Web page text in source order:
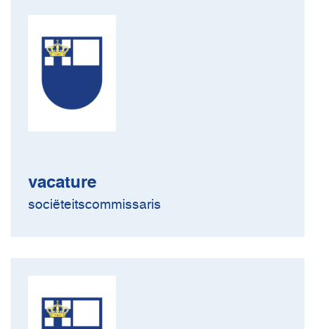
vacature
sociëteitscommissaris